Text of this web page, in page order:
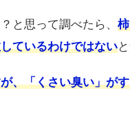
と思って調べたら、
ているわけではない
、「くさい臭い」が